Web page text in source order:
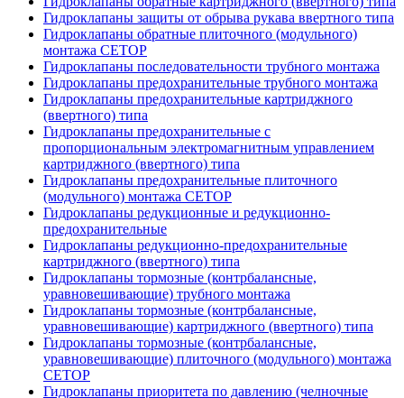
Гидроклапаны защиты от обрыва рукава ввертного типа
Гидроклапаны обратные плиточного (модульного)
монтажа CETOP
Гидроклапаны последовательности трубного монтажа
Гидроклапаны предохранительные трубного монтажа
Гидроклапаны предохранительные картриджного
(ввертного) типа
Гидроклапаны предохранительные с
пропорциональным электромагнитным управлением
картриджного (ввертного) типа
Гидроклапаны предохранительные плиточного
(модульного) монтажа CETOP
Гидроклапаны редукционные и редукционно-
предохранительные
Гидроклапаны редукционно-предохранительные
картриджного (ввертного) типа
Гидроклапаны тормозные (контрбалансные,
уравновешивающие) трубного монтажа
Гидроклапаны тормозные (контрбалансные,
уравновешивающие) картриджного (ввертного) типа
Гидроклапаны тормозные (контрбалансные,
уравновешивающие) плиточного (модульного) монтажа
CETOP
Гидроклапаны приоритета по давлению (челночные